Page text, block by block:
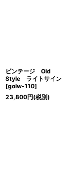
ビンテージ Old
Style ライトサイン
[golw‐110]
23,800円(税別)